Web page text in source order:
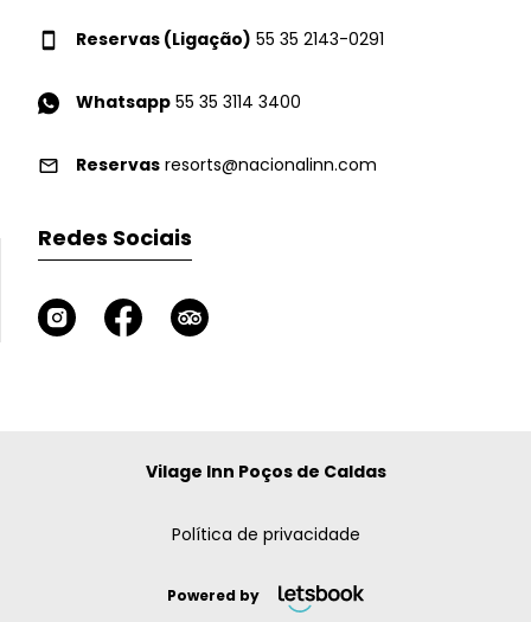
Reservas (Ligação) 55 35 2143-0291
Whatsapp 55 35 3114 3400
Reservas resorts@nacionalinn.com
Redes Sociais
Vilage Inn Poços de Caldas
Política de privacidade
Powered by